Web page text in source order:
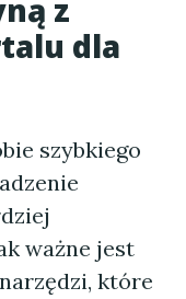
z
dla
szybkiego
ważne jest
które